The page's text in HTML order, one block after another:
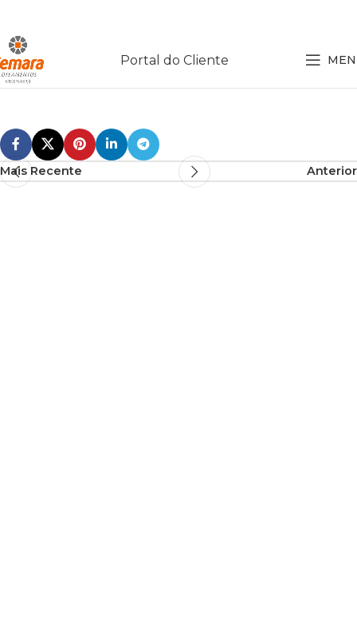
Portal do Cliente
Mais Recente Anterior